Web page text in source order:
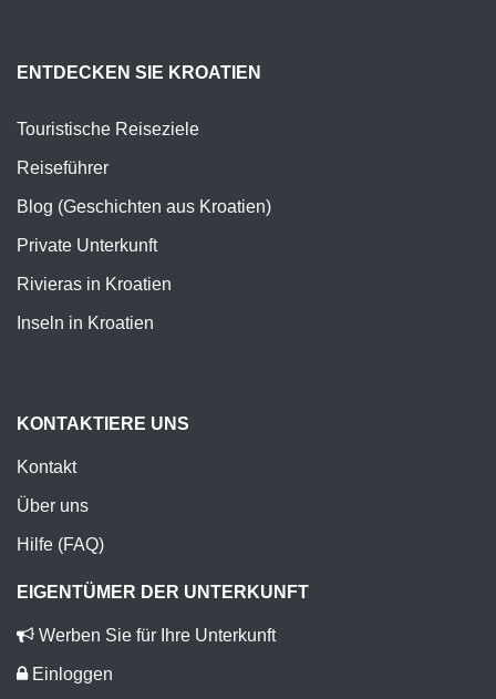
ENTDECKEN SIE KROATIEN
Touristische Reiseziele
Reiseführer
Blog (Geschichten aus Kroatien)
Private Unterkunft
Rivieras in Kroatien
Inseln in Kroatien
KONTAKTIERE UNS
Kontakt
Über uns
Hilfe (FAQ)
EIGENTÜMER DER UNTERKUNFT
Werben Sie für Ihre Unterkunft
Einloggen